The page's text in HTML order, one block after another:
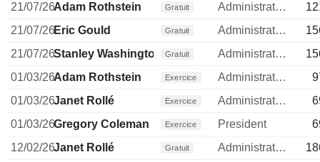
21/07/26Adam Rothstein Gratuit Administrateur
21/07/26Eric Gould Gratuit Administrateur
21/07/26Stanley Washington Gratuit Administrateur
01/03/26Adam Rothstein Exercice Administrateur
01/03/26Janet Rollé Exercice Administrateur
01/03/26Gregory Coleman Exercice President
12/02/26Janet Rollé Gratuit Administrateur